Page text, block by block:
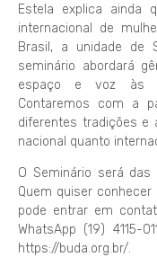
Estela explica ainda
internacional de
Brasil, a unidade de
seminário abordará
espaço e voz às
Contaremos com a
diferentes tradições e
nacional quanto
O Seminário será
Quem quiser
pode entrar em
WhatsApp (19) 4115-
https://buda.org.br/.